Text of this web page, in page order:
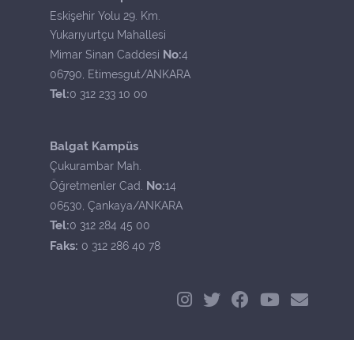
Eskişehir Yolu 29. Km.
Yukarıyurtçu Mahallesi
Mimar Sinan Caddesi No:4
06790, Etimesgut/ANKARA
Tel:0 312 233 10 00
Balgat Kampüs
Çukurambar Mah.
Öğretmenler Cad. No:14
06530, Çankaya/ANKARA
Tel:0 312 284 45 00
Faks: 0 312 286 40 78